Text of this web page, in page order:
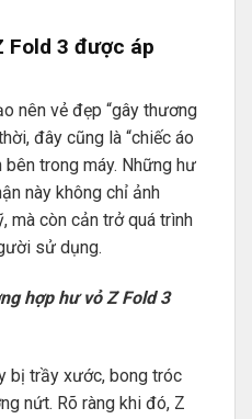
Fold 3 được áp
nên vẻ đẹp “gây thương
đây cũng là “chiếc áo
bên trong máy. Những hư
này không chỉ ảnh
mà còn cản trở quá trình
sử dụng.
hợp hư vỏ Z Fold 3
bị trầy xước, bong tróc
nứt. Rõ ràng khi đó, Z